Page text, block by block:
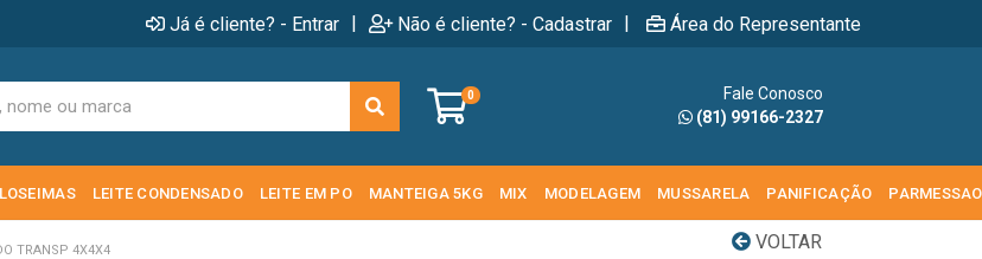
Já é cliente? - Entrar | Não é cliente? - Cadastrar | Área do Representante
0
Fale Conosco
(81) 99166-2327
LEITE CONDENSADO LEITE EM PO MANTEIGA 5KG MIX MODELAGEM MUSSARELA PANIFICAÇÃO PARMESSAO
VOLTAR
TRANSP 4X4X4